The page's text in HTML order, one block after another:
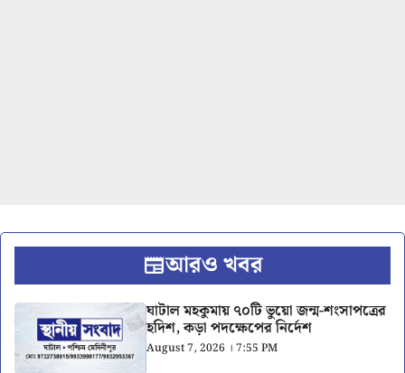
আরও খবর
ঘাটাল মহকুমায় ৭০টি ভুয়ো জন্ম-শংসাপত্রের
হদিশ, কড়া পদক্ষেপের নির্দেশ
August 7, 2026 । 7:55 PM